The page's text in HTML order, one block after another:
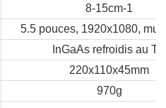
8-15cm-1
5.5 pouces, 1920x1080,
InGaAs refroidis au TE
220x110x45mm
970g